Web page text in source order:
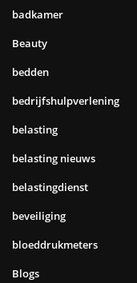
badkamer
Beauty
bedden
bedrijfshulpverlening
belasting
belasting nieuws
belastingdienst
beveiliging
bloeddrukmeters
Blogs